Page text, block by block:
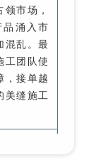
市场，
涌入市
混乱。最
工团队使
，接单越
美缝施工